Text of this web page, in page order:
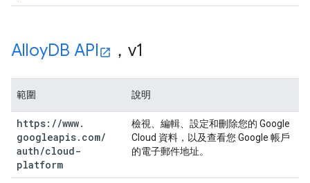
AlloyDB API ，v1
範圍 說明
https: //www.
googleapis. com/
auth/cloud-
platform
檢視、編輯、設定和刪除您的 Google
Cloud 資料，以及查看您 Google 帳戶
的電子郵件地址。